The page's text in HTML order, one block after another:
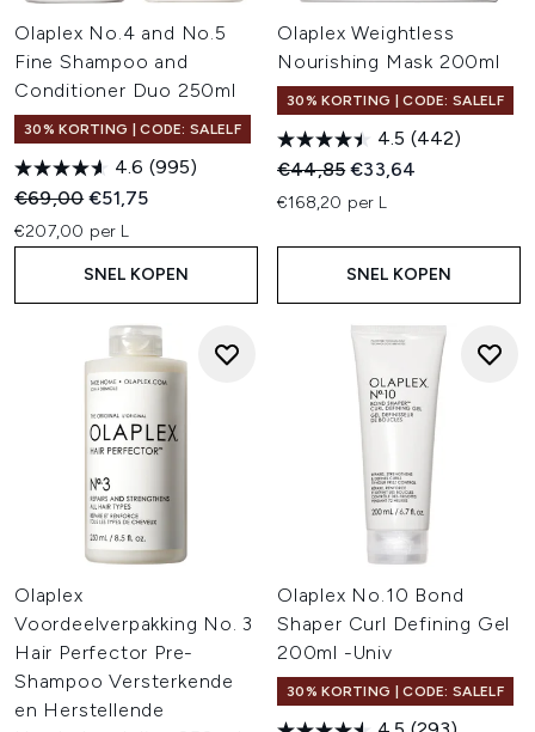
Olaplex No.4 and No.5
Fine Shampoo and
Conditioner Duo 250ml
30% KORTING | CODE: SALELF
4.6 (995)
Recommended Retail Price:
€69,00Huidige prijs:
€51,75
€207,00 per L
SNEL KOPEN
Olaplex Weightless
Nourishing Mask 200ml
30% KORTING | CODE: SALELF
4.5 (442)
Recommended Retail Price:
€44,85Huidige prijs:
€33,64
€168,20 per L
SNEL KOPEN
Olaplex
Voordeelverpakking No. 3
Hair Perfector Pre-
Shampoo Versterkende
en Herstellende
Olaplex No.10 Bond
Shaper Curl Defining Gel
200ml -Univ
30% KORTING | CODE: SALELF